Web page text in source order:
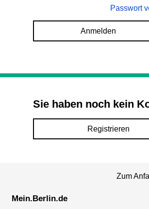
Passwort
Anmelden
Sie haben noch kein
Registrieren
Zum
Mein.Berlin.de